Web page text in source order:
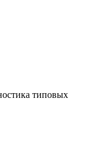
типовых